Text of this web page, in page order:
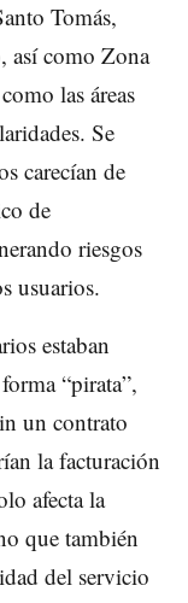
Tomás,
así como Zona
las áreas
Se
carecían de
de
riesgos
usuarios.
estaban
“pirata”,
un contrato
la facturación
afecta la
que también
del servicio